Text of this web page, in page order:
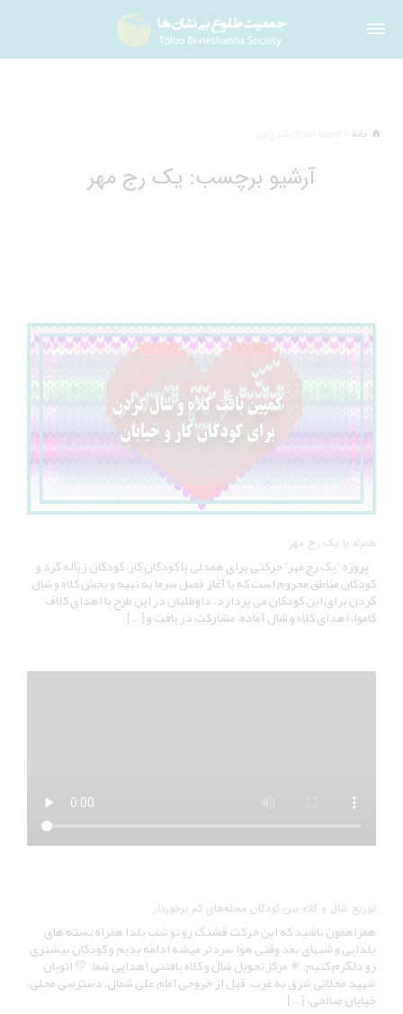
خانه
آرشیو برچسب: یک رج مهر
همراه با یک رج مهر
پروژه “یک رج مهر” حرکتی برای همدلی با کودکان کار، کودکان زباله گرد و
کودکان مناطق محروم است که با آغاز فصل سرما به تهیه و پخش کلاه و شال
گردن برای این کودکان می پردازد. داوطلبان در این طرح با اهدای کلاف
کاموا، اهدای کلاه و شال آماده، مشارکت در بافت و […]
توزیع شال و کلاه بین کودکان محله‌های کم برخوردار
همراهمون باشید که این حرکت قشنگ رو تو شب یلدا همراه بسته های
یلدایی و شبهای بعد وقتی هوا سردتر میشه ادامه بدیم و کودکان بیشتری
رو دلگرم کنیم. ✳ مرکز تحویل شال و کلاه بافتنی اهدایی شما: 💛 اتوبان
شهید محلاتی شرق به غرب، قبل از خروجی امام علی شمال، دسترسی محلی،
خیابان صالحی، […]